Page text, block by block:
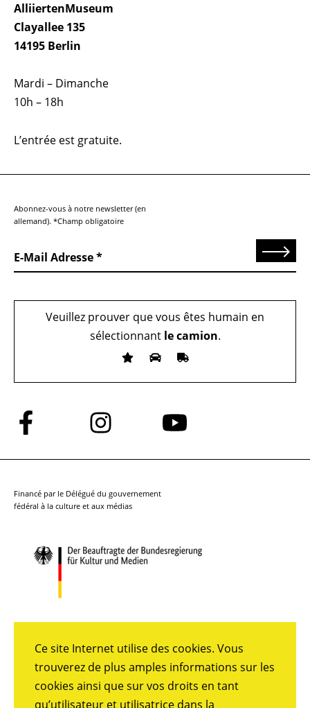
Ce site Internet utilise des cookies. Vous
trouverez de plus amples informations sur les
cookies ainsi que sur vos droits en tant
qu’utilisateur et utilisatrice dans la
AlliiertenMuseum
Clayallee 135
14195 Berlin
Mardi – Dimanche
10h – 18h
L’entrée est gratuite.
Abonnez-vous à notre newsletter (en
allemand). *Champ obligatoire
E-Mail Adresse Send
Veuillez prouver que vous êtes humain en
sélectionnantle camion.
Suivez-
nous
sur
Suivez-
nous
sur
Suivez-
sur
Financé par le Délégué du gouvernement
fédéral à la culture et aux médias